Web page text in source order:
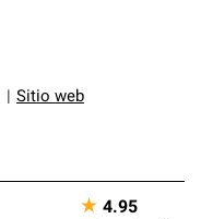
Sitio web
★ 4.95